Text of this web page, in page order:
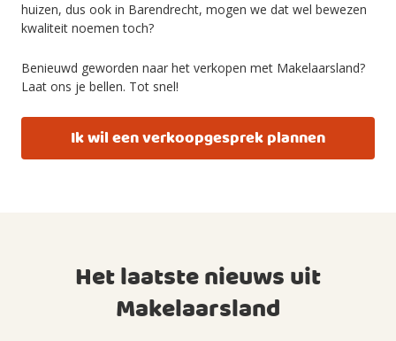
huizen, dus ook in Barendrecht, mogen we dat wel bewezen
kwaliteit noemen toch?
Benieuwd geworden naar het verkopen met Makelaarsland?
Laat ons je bellen. Tot snel!
Ik wil een verkoopgesprek plannen
Het laatste nieuws uit
Makelaarsland